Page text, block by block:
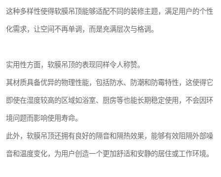
这种多样性使得软膜吊顶能够适配不同的装修主题，满足用户的个性
化需求，让空间不再单调，而是充满层次与格调。
实用性方面，软膜吊顶的表现同样令人称赞。
其材质具备优异的物理性能，包括防水、防潮和防霉特性，这使得它
即使在湿度较高的区域如浴室、厨房等也能长期稳定使用，不会因环
境问题而影响使用寿命。
此外，软膜吊顶还拥有良好的隔音和隔热效果，能够有效阻隔外部噪
音和温度变化，为用户创造一个更加舒适和安静的居住或工作环境。